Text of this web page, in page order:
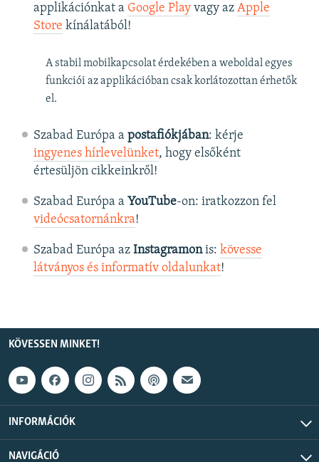
applikációnkat a Google Playvagy az Apple
Store kínálatából!
A stabil mobilkapcsolat érdekében a weboldal egyes
funkciói az applikációban csak korlátozottan érhetők
el.
Szabad Európa a postafiókjában: kérje
ingyenes hírlevelünket, hogy elsőként
értesüljön cikkeinkről!
Szabad Európa a YouTube-on: iratkozzon fel
videócsatornánkra!
Szabad Európa az Instagramonis: kövesse
látványos és informatív oldalunkat! ​
KÖVESSEN MINKET!
INFORMÁCIÓK
NAVIGÁCIÓ